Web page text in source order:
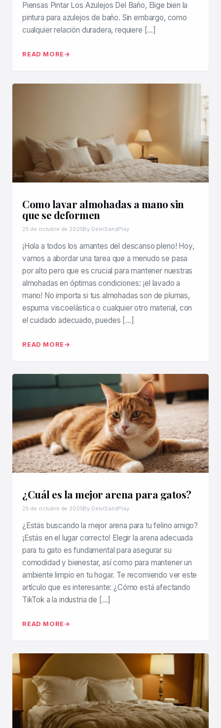
Piensas Pintar Los Azulejos Del Baño, Elige bien la
pintura para azulejos de baño. Sin embargo, como
cualquier relación duradera, requiere […]
READ MORE
Como lavar almohadas a mano sin
que se deformen
25 de octubre de 2025By DeiviSanzPlay
¡Hola a todos los amantes del descanso pleno! Hoy,
vamos a abordar una tarea que a menudo se pasa
por alto pero que es crucial para mantener nuestras
almohadas en óptimas condiciones: ¡el lavado a
mano! No importa si tus almohadas son de plumas,
espuma viscoelástica o cualquier otro material, con
el cuidado adecuado, puedes […]
READ MORE
¿Cuál es la mejor arena para gatos?
25 de octubre de 2025By DeiviSanzPlay
¿Estás buscando la mejor arena para tu felino amigo?
¡Estás en el lugar correcto! Elegir la arena adecuada
para tu gato es fundamental para asegurar su
comodidad y bienestar, así como para mantener un
ambiente limpio en tu hogar. Te recomiendo ver este
artículo que es interesante: ¿Cómo está afectando
TikTok a la industria de […]
READ MORE